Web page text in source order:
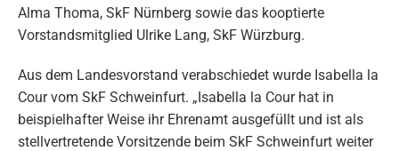
Alma Thoma, SkF Nürnberg sowie das kooptierte
Vorstandsmitglied Ulrike Lang, SkF Würzburg.
Aus dem Landesvorstand verabschiedet wurde Isabella la
Cour vom SkF Schweinfurt. „Isabella la Cour hat in
beispielhafter Weise ihr Ehrenamt ausgefüllt und ist als
stellvertretende Vorsitzende beim SkF Schweinfurt weiter